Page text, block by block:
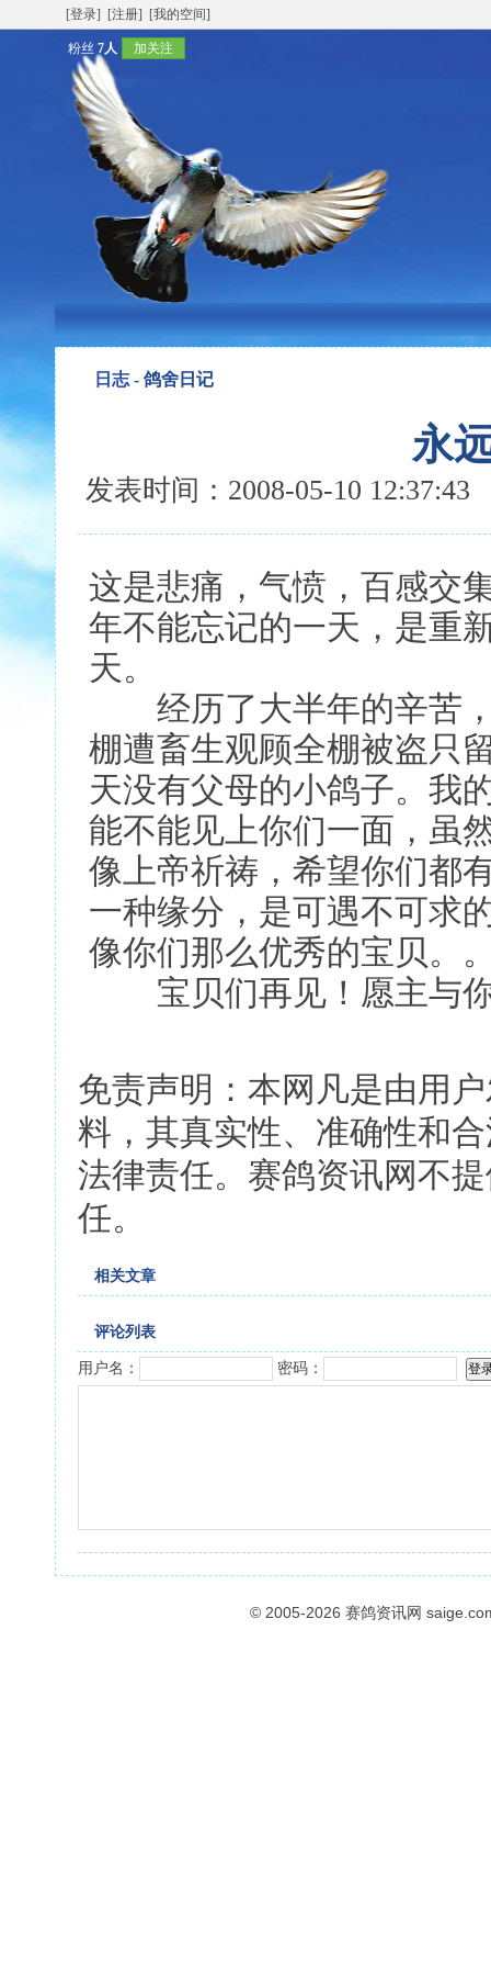
[登录] [注册] [我的空间]
粉丝 7人 加关注
日志 - 鸽舍日记
永
发表时间：2008-05-10
这是悲痛，气愤，百感交
年不能忘记的一天，是重
天。
经历了大半年的辛苦，
棚遭畜生观顾全棚被盗只
天没有父母的小鸽子。我
能不能见上你们一面，虽
像上帝祈祷，希望你们都
一种缘分，是可遇不可求
像你们那么优秀的宝贝。
宝贝们再见！愿主与你
免责声明：本网凡是由用
料，其真实性、准确性和
法律责任。赛鸽资讯网不
任。
相关文章
评论列表
用户名： 密码：
© 2005-2026 赛鸽资讯网